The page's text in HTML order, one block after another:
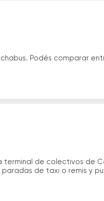
Podés comparar
terminal de colectivos de
paradas de taxi o remis y